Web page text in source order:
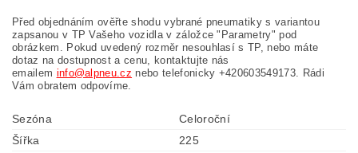
Před objednáním ověřte shodu vybrané pneumatiky s variantou
zapsanou v TP Vašeho vozidla v záložce "Parametry" pod
obrázkem. Pokud uvedený rozměr nesouhlasí s TP, nebo máte
dotaz na dostupnost a cenu, kontaktujte nás
emailem info@alpneu.cz nebo telefonicky +420603549173. Rádi
Vám obratem odpovíme.
Sezóna
Celoroční
Šířka
225